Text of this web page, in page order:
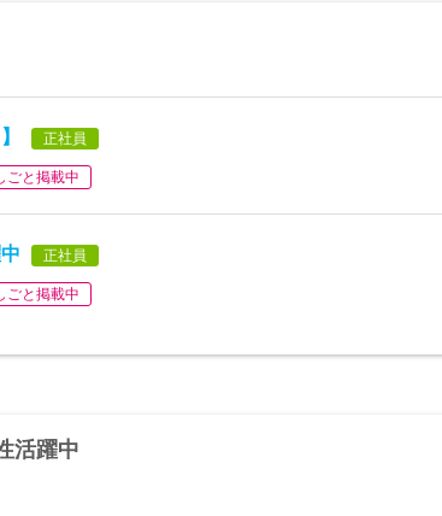
正社員
ごと掲載中
正社員
ごと掲載中
活躍中